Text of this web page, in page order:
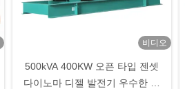
비디오
500kVA 400KW 오픈 타입 젠셋
다이노마 디젤 발전기 우수한 성